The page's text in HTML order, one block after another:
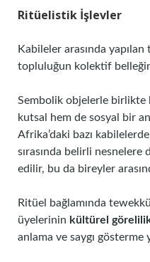
Ritüelistik İşlevler
Kabileler arasında
topluluğun kolektif
Sembolik objelerle birlikte
kutsal hem de sosyal bir
Afrika’daki bazı
sırasında belirli
edilir, bu da bireyler
Ritüel bağlamında
üyelerinin kültürel
anlama ve saygı gösterme